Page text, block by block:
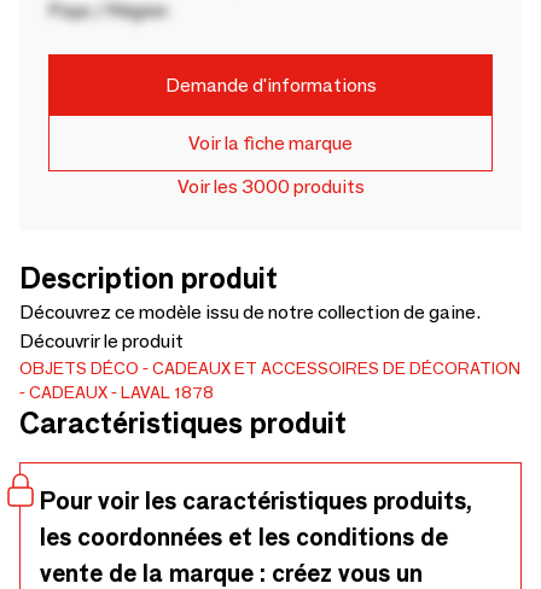
Pays / Région
Demande d'informations
Voir la fiche marque
Voir les 3000 produits
Description produit
Découvrez ce modèle issu de notre collection de gaine.
Découvrir le produit
OBJETS DÉCO
CADEAUX ET ACCESSOIRES DE DÉCORATION
CADEAUX
LAVAL 1878
Caractéristiques produit
Pour voir les caractéristiques produits,
les coordonnées et les conditions de
vente de la marque : créez vous un